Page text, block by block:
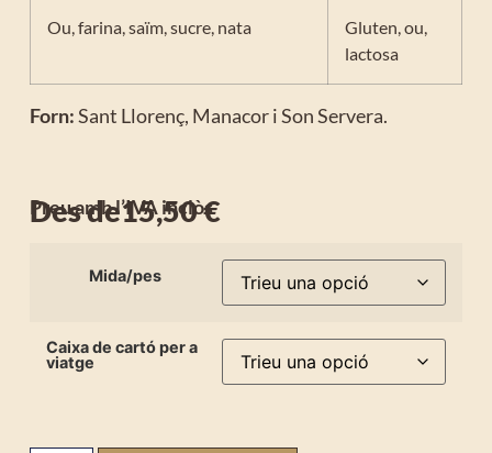
Ou, farina, saïm, sucre, nata
Gluten, ou,
lactosa
Forn:Sant Llorenç, Manacor i Son Servera.
Preu amb l’IVA inclòs
Des de15,50€
Mida/pes
Caixa de cartó per a
viatge